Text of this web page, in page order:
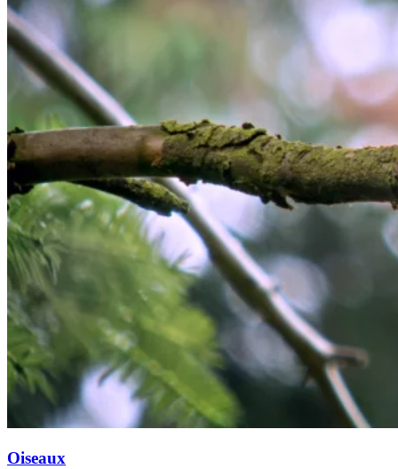
Oiseaux